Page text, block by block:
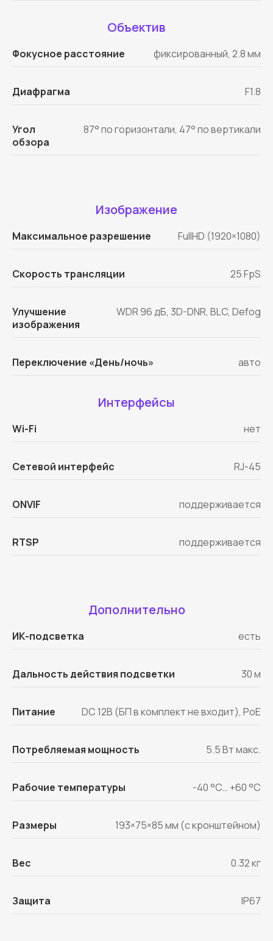
Объектив
Фокусное расстояние фиксированный, 2.8 мм
Диафрагма F1.8
Угол
обзора
87° по горизонтали, 47° по вертикали
Изображение
Максимальное разрешение FullHD (1920×1080)
Скорость трансляции 25 FpS
Улучшение
изображения
WDR 96 дБ, 3D-DNR, BLC, Defog
Переключение «День/ночь» авто
Интерфейсы
Wi-Fi нет
Сетевой интерфейс RJ-45
ONVIF поддерживается
RTSP поддерживается
Дополнительно
ИК-подсветка есть
Дальность действия подсветки 30 м
Питание DC 12В (БП в комплект не входит), PoE
Потребляемая мощность 5.5 Вт макс.
Рабочие температуры -40 °C… +60 °C
Размеры 193×75×85 мм (с кронштейном)
Вес 0.32 кг
Защита IP67
камеры к облаку